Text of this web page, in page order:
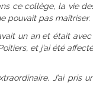
ce collège, la vie
pouvait pas maîtriser.
un an et était
et j’ai été
J’ai pris